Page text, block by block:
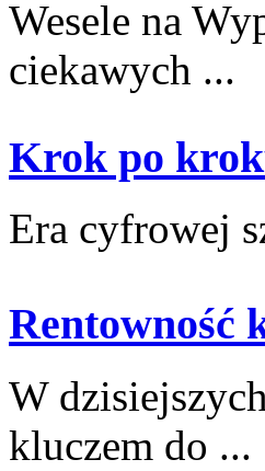
Wesele na
ciekawych ...
Krok po
Era cyfrowej
W
kluczem do ...